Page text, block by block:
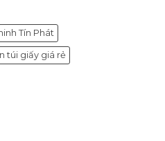
Tín Phát
túi giấy giá rẻ